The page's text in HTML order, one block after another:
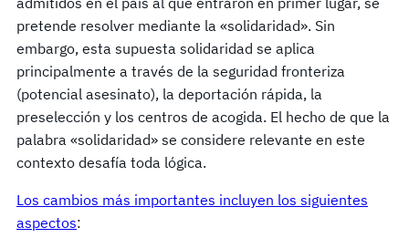
pretende resolver mediante la «solidaridad». Sin
embargo, esta supuesta solidaridad se aplica
principalmente a través de la seguridad fronteriza
(potencial asesinato), la deportación rápida, la
preselección y los centros de acogida. El hecho de que la
palabra «solidaridad» se considere relevante en este
contexto desafía toda lógica.
Los cambios más importantes incluyen los siguientes
aspectos: